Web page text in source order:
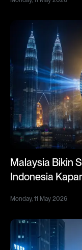
Malaysia Bikin
Indonesia
Monday, 11 May 2026